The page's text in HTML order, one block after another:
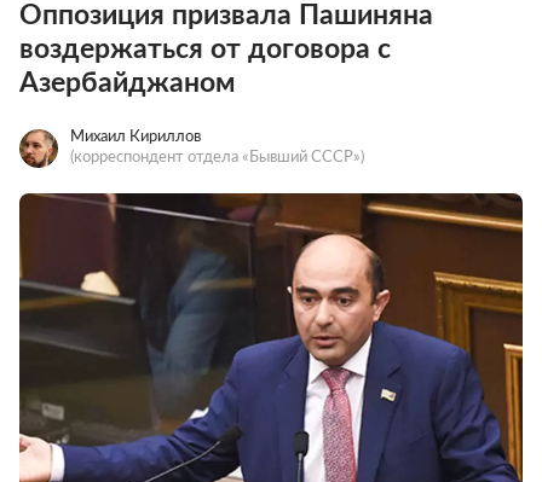
Оппозиция призвала Пашиняна
воздержаться от договора с
Азербайджаном
Михаил Кириллов
(корреспондент отдела «Бывший СССР»)